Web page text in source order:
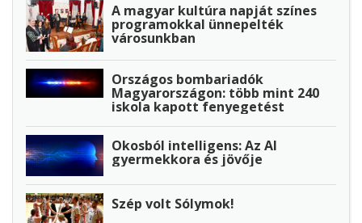
A magyar kultúra napját színes
programokkal ünnepelték
városunkban
Országos bombariadók
Magyarországon: több mint 240
iskola kapott fenyegetést
Okosból intelligens: Az AI
gyermekkora és jövője
Szép volt Sólymok!